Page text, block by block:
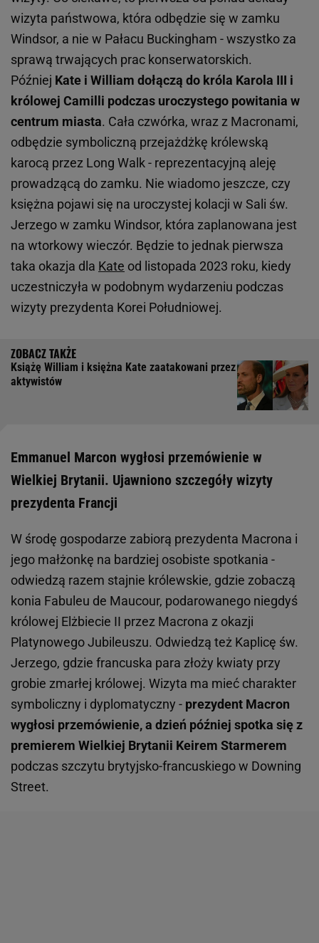
wizyta państwowa, która odbędzie się w zamku
Windsor, a nie w Pałacu Buckingham - wszystko za
sprawą trwających prac konserwatorskich.
Później Kate i William dołączą do króla Karola III i
królowej Camilli podczas uroczystego powitania w
centrum miasta. Cała czwórka, wraz z Macronami,
odbędzie symboliczną przejażdżkę królewską
karocą przez Long Walk - reprezentacyjną aleję
prowadzącą do zamku. Nie wiadomo jeszcze, czy
księżna pojawi się na uroczystej kolacji w Sali św.
Jerzego w zamku Windsor, która zaplanowana jest
na wtorkowy wieczór. Będzie to jednak pierwsza
taka okazja dla Kate od listopada 2023 roku, kiedy
uczestniczyła w podobnym wydarzeniu podczas
wizyty prezydenta Korei Południowej.
Książę William i księżna Kate zaatakowani przez
aktywistów
Emmanuel Marcon wygłosi przemówienie w
Wielkiej Brytanii. Ujawniono szczegóły wizyty
prezydenta Francji
W środę gospodarze zabiorą prezydenta Macrona i
jego małżonkę na bardziej osobiste spotkania -
odwiedzą razem stajnie królewskie, gdzie zobaczą
konia Fabuleu de Maucour, podarowanego niegdyś
królowej Elżbiecie II przez Macrona z okazji
Platynowego Jubileuszu. Odwiedzą też Kaplicę św.
Jerzego, gdzie francuska para złoży kwiaty przy
grobie zmarłej królowej. Wizyta ma mieć charakter
symboliczny i dyplomatyczny - prezydent Macron
wygłosi przemówienie, a dzień później spotka się z
premierem Wielkiej Brytanii Keirem Starmerem
podczas szczytu brytyjsko-francuskiego w Downing
Street.